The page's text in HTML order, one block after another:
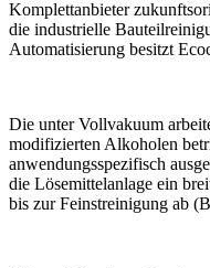
Komplettanbieter
die industrielle
Automatisierung besitzt
Die unter Vollvakuum
modifizierten Alkoholen
anwendungsspezifisch
die Lösemittelanlage ein
bis zur Feinstreinigung ab